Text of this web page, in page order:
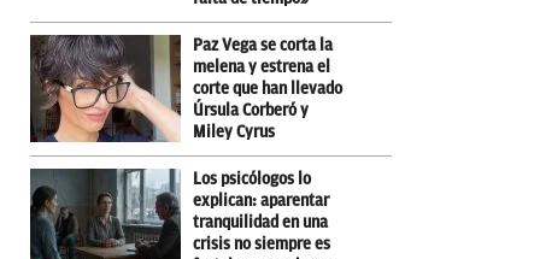
Paz Vega se corta la
melena y estrena el
corte que han llevado
Úrsula Corberó y
Miley Cyrus
Los psicólogos lo
explican: aparentar
tranquilidad en una
crisis no siempre es